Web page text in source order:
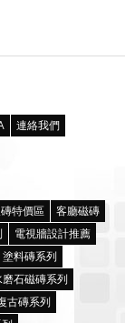
連絡我們
特價區
客廳磁磚
電視牆設計推薦
塗料磚系列
磨石磁磚系列
古磚系列